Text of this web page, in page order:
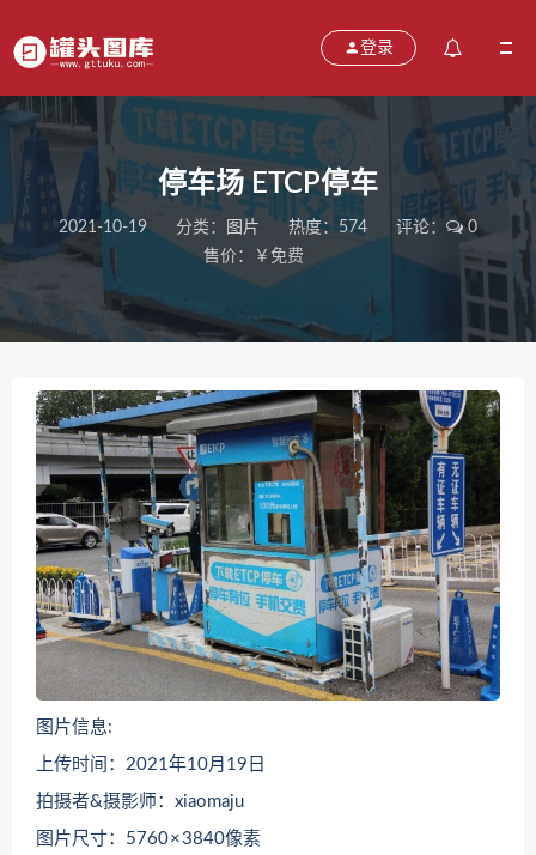
登录
停车场 ETCP停车
2021-10-19 分类： 图片 热度：574 评论：
0
售价：￥免费
图片信息:
上传时间：2021年10月19日
拍摄者&摄影师：xiaomaju
图片尺寸：5760 × 3840像素